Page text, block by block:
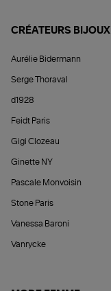
CRÉATEURS BIJOUX
Aurélie Bidermann
Serge Thoraval
d1928
Feidt Paris
Gigi Clozeau
Ginette NY
Pascale Monvoisin
Stone Paris
Vanessa Baroni
Vanrycke